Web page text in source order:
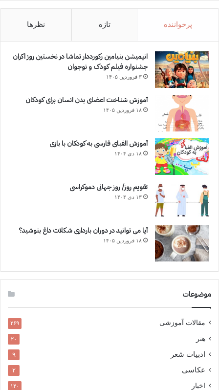
پرخواننده تازه نظرها
انیمیشن بنیامین رکورددار تماشا در نخستین روز اکران‌
جشنواره فیلم کودک و نوجوان
۳ فروردین ۱۴۰۵
آموزش شناخت اعضای بدن انسان برای کودکان
۱۸ فروردین ۱۴۰۵
آموزش الفبای فارسی به کودکان با بازی
۱۸ دی ۱۴۰۴
تقویم روز/ روز جهانی دموکراسی
۱۳ دی ۱۴۰۴
آیا می توانید در دوران بارداری شکلات داغ بنوشید؟
۱۸ فروردین ۱۴۰۵
موضوعات
مقالات آموزشی ۲۶۹
هنر ۲۰
ادبیات شعر ۹
عکاسی ۲
اخبار ۱۴۰